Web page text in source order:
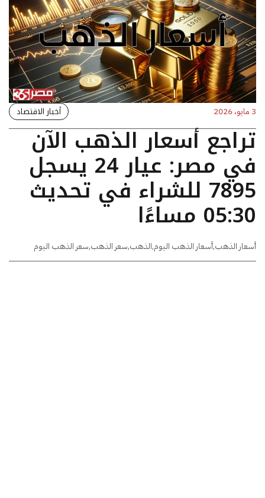
3 مايو، 2026 أخبار الاقتصاد
تراجع أسعار الذهب الآن
في مصر: عيار 24 يسجل
7895 للشراء في تحديث
05:30 مساءًا
أسعار الذهب,أسعار الذهب اليوم,الذهب,سعر الذهب,سعر الذهب اليوم